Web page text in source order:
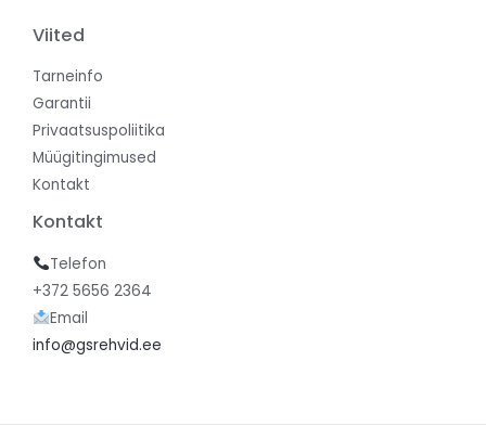
Viited
Tarneinfo
Garantii
Privaatsuspoliitika
Müügitingimused
Kontakt
Kontakt
Telefon
+372 5656 2364
Email
info@gsrehvid.ee